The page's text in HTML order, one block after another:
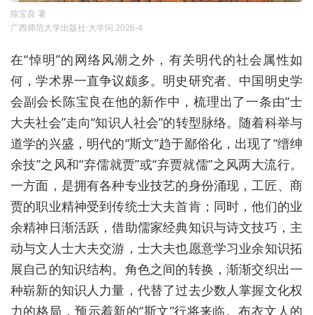
陈宝良 著
广西师范大学出版社·大学问 2026-4
在“悼明”的网络风潮之外，有关明代的社会属性如
何，学术界一直争议颇多。明史研究者、中国明史学
会副会长陈宝良在他的新作中，梳理出了一条由“士
大夫社会”走向“知识人社会”的转型脉络。随着科举与
道学的兴盛，明代的“斯文”趋于鄙俗化，出现了“缙绅
余技”之风和“弃儒就贾”或“弃贾就儒”之风两大流行。
一方面，是拥有各种专业技艺的身份涌现，工匠、商
贾的职业精神受到传统士大夫首肯；同时，他们的业
余精神日渐活跃，借助儒家经典知识与诗文技巧，主
动与文人士大夫交游，士大夫也愿意学习业余知识拓
展自己的知识结构。角色之间的转换，渐渐交织出一
种崭新的知识人力量，代替了过去少数人掌握文化权
力的格局，预示着新的“斯文”行将来临。布衣文人的